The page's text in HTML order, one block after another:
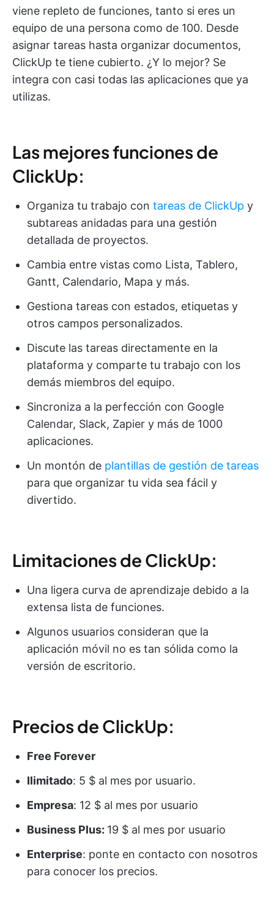
viene repleto de funciones, tanto si eres un
equipo de una persona como de 100. Desde
asignar tareas hasta organizar documentos,
ClickUp te tiene cubierto. ¿Y lo mejor? Se
integra con casi todas las aplicaciones que ya
utilizas.
Las mejores funciones de
ClickUp:
Organiza tu trabajo con tareas de ClickUp y
subtareas anidadas para una gestión
detallada de proyectos.
Cambia entre vistas como Lista, Tablero,
Gantt, Calendario, Mapa y más.
Gestiona tareas con estados, etiquetas y
otros campos personalizados.
Discute las tareas directamente en la
plataforma y comparte tu trabajo con los
demás miembros del equipo.
Sincroniza a la perfección con Google
Calendar, Slack, Zapier y más de 1000
aplicaciones.
Un montón de plantillas de gestión de tareas
para que organizar tu vida sea fácil y
divertido.
Limitaciones de ClickUp:
Una ligera curva de aprendizaje debido a la
extensa lista de funciones.
Algunos usuarios consideran que la
aplicación móvil no es tan sólida como la
versión de escritorio.
Precios de ClickUp:
Free Forever
Ilimitado: 5 $ al mes por usuario.
Empresa: 12 $ al mes por usuario
Business Plus: 19 $ al mes por usuario
Enterprise: ponte en contacto con nosotros
para conocer los precios.